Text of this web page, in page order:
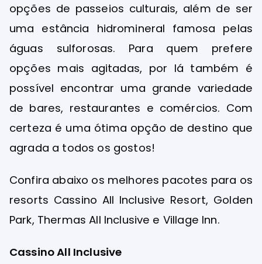
opções de passeios culturais, além de ser
uma estância hidromineral famosa pelas
águas sulforosas. Para quem prefere
opções mais agitadas, por lá também é
possível encontrar uma grande variedade
de bares, restaurantes e comércios. Com
certeza é uma ótima opção de destino que
agrada a todos os gostos!
Confira abaixo os melhores pacotes para os
resorts Cassino All Inclusive Resort, Golden
Park, Thermas All Inclusive e Village Inn.
Cassino All Inclusive